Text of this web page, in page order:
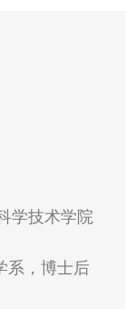
技术学院
系，博士后